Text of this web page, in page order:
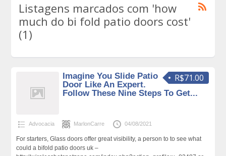
Listagens marcados com 'how
much do bi fold patio doors cost'
(1)
R$71.00
Imagine You Slide Patio
Door Like An Expert.
Follow These Nine Steps To Get...
Advocacia MarlonCarre 04/08/2021
For starters, Glass doors offer great visibility, a person to to see what
could a bifold patio doors uk –